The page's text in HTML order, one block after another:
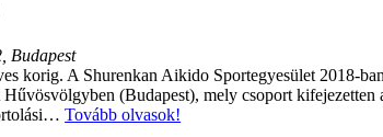
Budapest
korig. A Shurenkan Aikido Sportegyesület 2018-
(Budapest), mely csoport kifejezetten
Tovább olvasok!